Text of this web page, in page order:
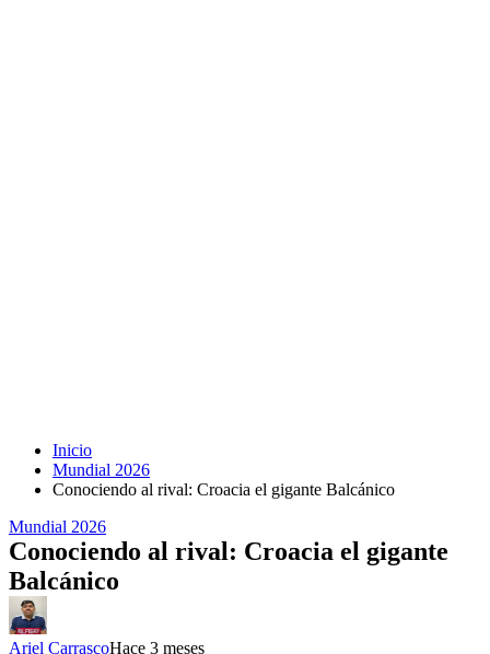
Inicio
Mundial 2026
Conociendo al rival: Croacia el gigante Balcánico
Mundial 2026
Conociendo al rival: Croacia el gigante
Balcánico
Ariel CarrascoHace 3 meses